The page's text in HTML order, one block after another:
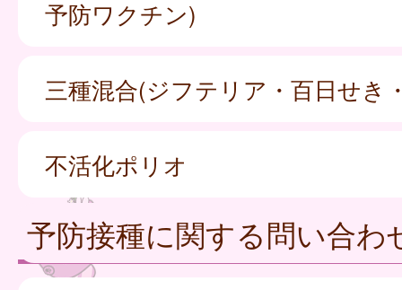
予防ワクチン)
三種混合(ジフテリア・百日せき
不活化ポリオ
予防接種に関する問い合わ